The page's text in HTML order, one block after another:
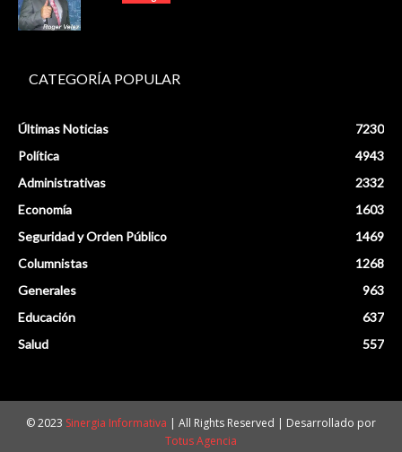
CATEGORÍA POPULAR
Últimas Noticias
7230
Política
4943
Administrativas
2332
Economía
1603
Seguridad y Orden Público
1469
Columnistas
1268
Generales
963
Educación
637
Salud
557
© 2023 Sinergia Informativa | All Rights Reserved | Desarrollado por
Totus Agencia